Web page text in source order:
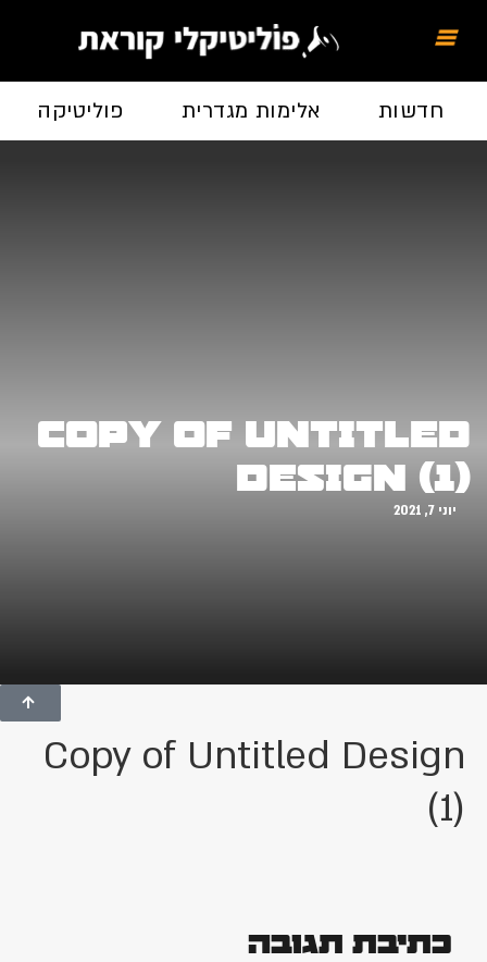
חדשות אלימות מגדרית פוליטיקה
Copy of Untitled
Design (1)
יוני 7, 2021
Copy of Untitled Design
(1)
כתיבת תגובה